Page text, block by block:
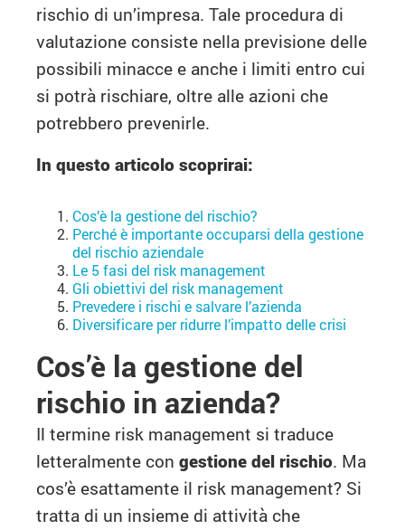
rischio di un’impresa. Tale procedura di
valutazione consiste nella previsione delle
possibili minacce e anche i limiti entro cui
si potrà rischiare, oltre alle azioni che
potrebbero prevenirle.
In questo articolo scoprirai:
Cos’è la gestione del rischio?
Perché è importante occuparsi della gestione
del rischio aziendale
Le 5 fasi del risk management
Gli obiettivi del risk management
Prevedere i rischi e salvare l’azienda
Diversificare per ridurre l’impatto delle crisi
Cos’è la gestione del
rischio in azienda?
Il termine risk management si traduce
letteralmente con gestione del rischio. Ma
cos’è esattamente il risk management? Si
tratta di un insieme di attività che